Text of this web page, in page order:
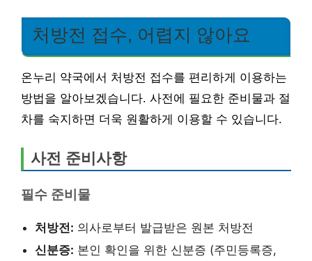
처방전 접수, 어렵지 않아요
온누리 약국에서 처방전 접수를 편리하게 이용하는
방법을 알아보겠습니다. 사전에 필요한 준비물과 절
차를 숙지하면 더욱 원활하게 이용할 수 있습니다.
사전 준비사항
필수 준비물
처방전: 의사로부터 발급받은 원본 처방전
신분증: 본인 확인을 위한 신분증 (주민등록증,